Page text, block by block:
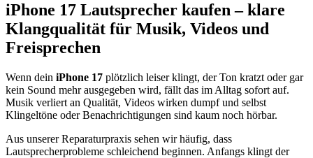
iPhone 17 Lautsprecher kaufen – klare
Klangqualität für Musik, Videos und
Freisprechen
Wenn dein iPhone 17 plötzlich leiser klingt, der Ton kratzt oder gar
kein Sound mehr ausgegeben wird, fällt das im Alltag sofort auf.
Musik verliert an Qualität, Videos wirken dumpf und selbst
Klingeltöne oder Benachrichtigungen sind kaum noch hörbar.
Aus unserer Reparaturpraxis sehen wir häufig, dass
Lautsprecherprobleme schleichend beginnen. Anfangs klingt der